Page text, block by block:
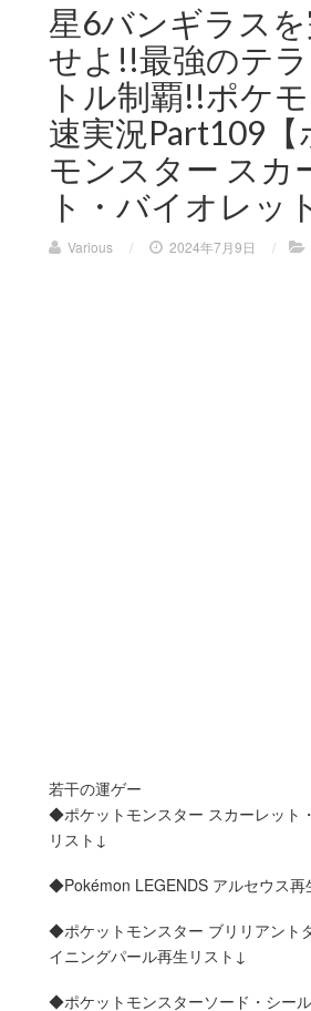
星6バンギラス
せよ!!最強のテ
トル制覇!!ポケ
速実況Part109【
モンスター スカ
ト・バイオレッ
Various / 2024年7月9日 /
若干の運ゲー
◆ポケットモンスター スカーレット
リスト↓
◆Pokémon LEGENDS アルセウス再
◆ポケットモンスター ブリリアント
イニングパール再生リスト↓
◆ポケットモンスターソード・シー